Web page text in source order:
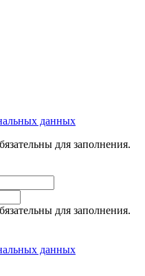
данных
для заполнения.
для заполнения.
данных